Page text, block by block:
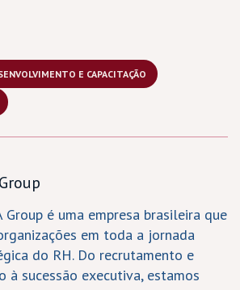
E CAPACITAÇÃO
Group é uma empresa brasileira que
em toda a jornada
do RH. Do recrutamento e
à sucessão executiva, estamos